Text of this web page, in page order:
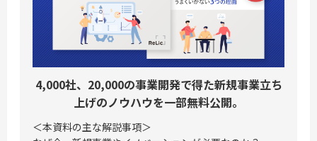
4,000社、20,000の事業開発で得た新規事業立ち
上げのノウハウを一部無料公開。
＜本資料の主な解説事項＞